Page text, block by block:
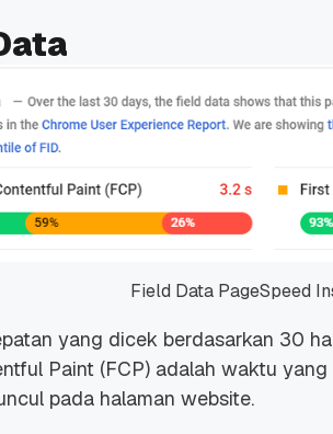
Field Data PageSpeed
yang dicek berdasarkan 30
Paint (FCP) adalah waktu
pada halaman website.